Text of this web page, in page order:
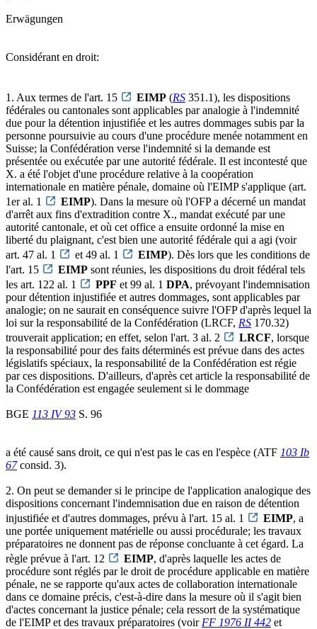
Erwägungen
Considérant en droit:
1. Aux termes de l'art. 15 EIMP (RS 351.1), les dispositions
fédérales ou cantonales sont applicables par analogie à l'indemnité
due pour la détention injustifiée et les autres dommages subis par la
personne poursuivie au cours d'une procédure menée notamment en
Suisse; la Confédération verse l'indemnité si la demande est
présentée ou exécutée par une autorité fédérale. Il est incontesté que
X. a été l'objet d'une procédure relative à la coopération
internationale en matière pénale, domaine où l'EIMP s'applique (art.
1er al. 1
EIMP). Dans la mesure où l'OFP a décerné un mandat
d'arrêt aux fins d'extradition contre X., mandat exécuté par une
autorité cantonale, et où cet office a ensuite ordonné la mise en
liberté du plaignant, c'est bien une autorité fédérale qui a agi (voir
art. 47 al. 1
et 49 al. 1 EIMP). Dès lors que les conditions de
l'art. 15
EIMP sont réunies, les dispositions du droit fédéral tels
les art. 122 al. 1
PPF et 99 al. 1 DPA, prévoyant l'indemnisation
pour détention injustifiée et autres dommages, sont applicables par
analogie; on ne saurait en conséquence suivre l'OFP d'après lequel la
loi sur la responsabilité de la Confédération (LRCF, RS 170.32)
trouverait application; en effet, selon l'art. 3 al. 2
LRCF, lorsque
la responsabilité pour des faits déterminés est prévue dans des actes
législatifs spéciaux, la responsabilité de la Confédération est régie
par ces dispositions. D'ailleurs, d'après cet article la responsabilité de
la Confédération est engagée seulement si le dommage
BGE 113 IV 93 S. 96
a été causé sans droit, ce qui n'est pas le cas en l'espèce (ATF 103 Ib
67consid. 3).
2. On peut se demander si le principe de l'application analogique des
dispositions concernant l'indemnisation due en raison de détention
injustifiée et d'autres dommages, prévu à l'art. 15 al. 1
EIMP, a
une portée uniquement matérielle ou aussi procédurale; les travaux
préparatoires ne donnent pas de réponse concluante à cet égard. La
règle prévue à l'art. 12
EIMP, d'après laquelle les actes de
procédure sont réglés par le droit de procédure applicable en matière
pénale, ne se rapporte qu'aux actes de collaboration internationale
dans ce domaine précis, c'est-à-dire dans la mesure où il s'agit bien
d'actes concernant la justice pénale; cela ressort de la systématique
de l'EIMP et des travaux préparatoires (voir FF 1976 II 442 et